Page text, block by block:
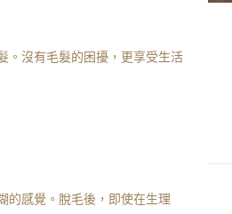
。沒有毛髮的困擾，更享受生活
的感覺。脫毛後，即使在生理